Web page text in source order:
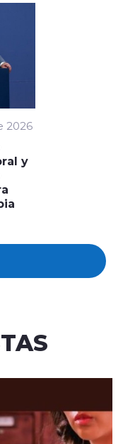
2026
y